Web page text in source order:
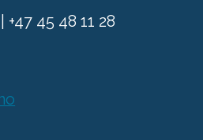
| +47 45 48 11 28